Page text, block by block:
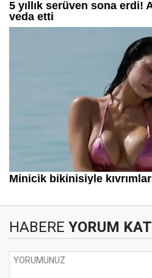
HABERE YORUM KAT